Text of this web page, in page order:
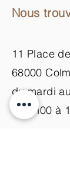
Nous
11 Place
68000
du mardi
de 9h00 à